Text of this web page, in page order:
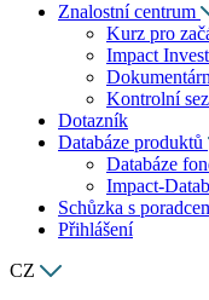
Znalostní centrum
Kurz pro
Impact
Kontrolní
Dotazník
Databáze produktů
Databáze
Impact-
Schůzka s
Přihlášení
CZ